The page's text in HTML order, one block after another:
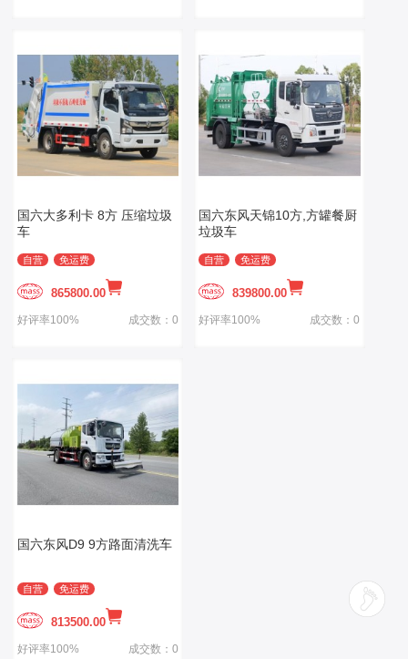
国六大多利卡 8方 压缩垃圾
车
自营 免运费
865800.00
好评率100% 成交数：0
国六东风天锦10方,方罐餐厨
垃圾车
自营 免运费
839800.00
好评率100% 成交数：0
国六东风D9 9方路面清洗车
自营 免运费
813500.00
好评率100% 成交数：0